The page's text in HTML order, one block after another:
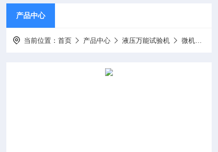
产品中心
当前位置：首页 产品中心 液压万能试验机 微机电液伺服万能试验机